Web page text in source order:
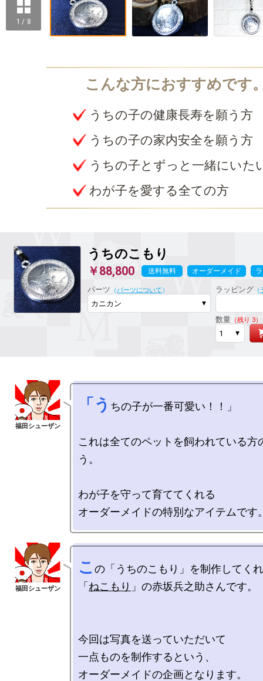
1 / 8
うちの子の健康長寿を願う方
うちの子の家内安全を願う方
うちの子とずっと一緒にいた
わが子を愛する全ての方
うちのこもり
￥88,800 送料無料 オーダーメイド
パーツ （パーツについて ） ラッピング（
数量（残り 3）
「う ちの子が一番可愛い！！」
これは全てのペットを飼われている方
う。
わが子を守って育ててくれる
こ の「うちのこもり」を制作してく
「 ねこもり 」の赤坂兵之助さんです。
今回は写真を送っていただいて
一点ものを制作するという、
オーダーメイドの企画となります。